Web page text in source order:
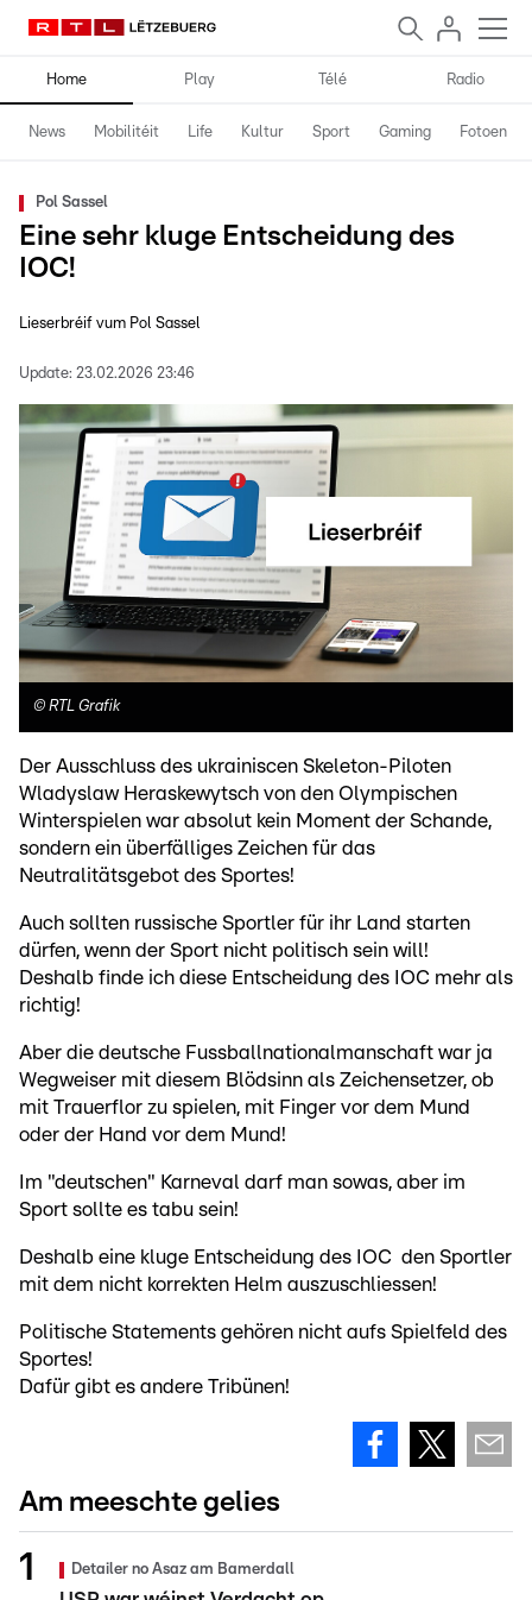
Home Play Télé Radio
News Mobilitéit Life Kultur Sport Gaming Fotoen
Pol Sassel
Eine sehr kluge Entscheidung des
IOC!
Lieserbréif vum Pol Sassel
Update: 23.02.2026 23:46
© RTL Grafik
Der Ausschluss des ukrainiscen Skeleton-Piloten
Wladyslaw Heraskewytsch von den Olympischen
Winterspielen war absolut kein Moment der Schande,
sondern ein überfälliges Zeichen für das
Neutralitätsgebot des Sportes!
Auch sollten russische Sportler für ihr Land starten
dürfen, wenn der Sport nicht politisch sein will!
Deshalb finde ich diese Entscheidung des IOC mehr als
richtig!
Aber die deutsche Fussballnationalmanschaft war ja
Wegweiser mit diesem Blödsinn als Zeichensetzer, ob
mit Trauerflor zu spielen, mit Finger vor dem Mund
oder der Hand vor dem Mund!
Im "deutschen" Karneval darf man sowas, aber im
Sport sollte es tabu sein!
Deshalb eine kluge Entscheidung des IOC den Sportler
mit dem nicht korrekten Helm auszuschliessen!
Politische Statements gehören nicht aufs Spielfeld des
Sportes!
Dafür gibt es andere Tribünen!
Am meeschte gelies
Detailer no Asaz am Bamerdall